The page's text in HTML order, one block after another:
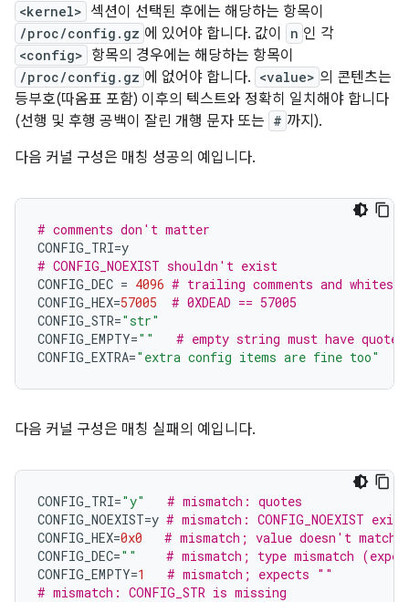
<kernel> 섹션이 선택된 후에는 해당하는 항목이
/proc/config.gz 에 있어야 합니다. 값이 n 인 각
<config> 항목의 경우에는 해당하는 항목이
/proc/config.gz 에 없어야 합니다. <value> 의 콘텐츠는
등부호(따옴표 포함) 이후의 텍스트와 정확히 일치해야 합니다
(선행 및 후행 공백이 잘린 개행 문자 또는 # 까지).
다음 커널 구성은 매칭 성공의 예입니다.
# comments don't matter
CONFIG_TRI=y
# CONFIG_NOEXIST shouldn't exist
CONFIG_DEC = 4096 # trailing comments and
CONFIG_HEX=57005
# 0XDEAD == 57005
CONFIG_STR="str"
CONFIG_EMPTY=""
# empty string must have quotes
CONFIG_EXTRA="extra config items are fine too"
다음 커널 구성은 매칭 실패의 예입니다.
CONFIG_TRI="y"
# mismatch: quotes
CONFIG_NOEXIST=y # mismatch: CONFIG_NOEXIST
CONFIG_HEX=0x0
# mismatch; value doesn't match
CONFIG_DEC=""
# mismatch; type mismatch
CONFIG_EMPTY=1
# mismatch; expects ""
# mismatch: CONFIG_STR is missing